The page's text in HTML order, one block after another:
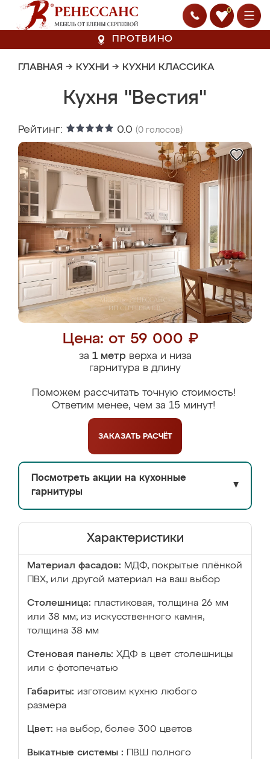
0
ПРОТВИНО
ГЛАВНАЯ → КУХНИ → КУХНИ КЛАССИКА
Кухня "Вестия"
Рейтинг: 0.0 (0 голосов)
Цена: от 59 000 ₽
за 1 метрверха и низа
гарнитура в длину
Поможем рассчитать точную стоимость!
Ответим менее, чем за 15 минут!
ЗАКАЗАТЬ РАСЧЁТ
Посмотреть акции на кухонные
гарнитуры
▼
Характеристики
Материал фасадов: МДФ, покрытые плёнкой
ПВХ, или другой материал на ваш выбор
Столешница: пластиковая, толщина 26 мм
или 38 мм; из искусственного камня,
толщина 38 мм
Стеновая панель: ХДФ в цвет столешницы
или с фотопечатью
Габариты: изготовим кухню любого
размера
Цвет: на выбор, более 300 цветов
Выкатные системы :
ПВШ полного